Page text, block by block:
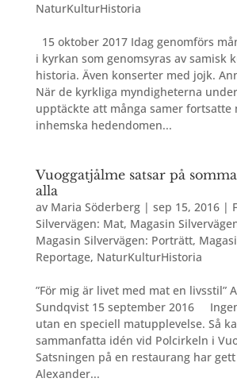
NaturKulturHistoria
15 oktober 2017 Idag genomförs
i kyrkan som genomsyras av samisk
historia. Även konserter med jojk.
När de kyrkliga myndigheterna
upptäckte att många samer fortsatte
inhemska hedendomen...
Vuoggatjålme satsar på
alla
av Maria Söderberg| sep 15, 2016|
Silvervägen: Mat, Magasin
Magasin Silvervägen: Porträtt,
Reportage, NaturKulturHistoria
”För mig är livet med mat en livsstil”
Sundqvist 15 september 2016
utan en speciell matupplevelse. Så
sammanfatta idén vid Polcirkeln i
Satsningen på en restaurang har
Alexander...